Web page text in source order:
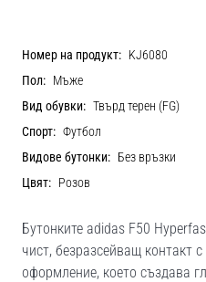
Номер на продукт: KJ6080
Пол: Мъже
Вид обувки: Твърд терен (FG)
Спорт: Футбол
Видове бутонки: Без връзки
Цвят: Розов
Бутонките adidas F50
чист, безразсейващ контакт
оформление, което създава